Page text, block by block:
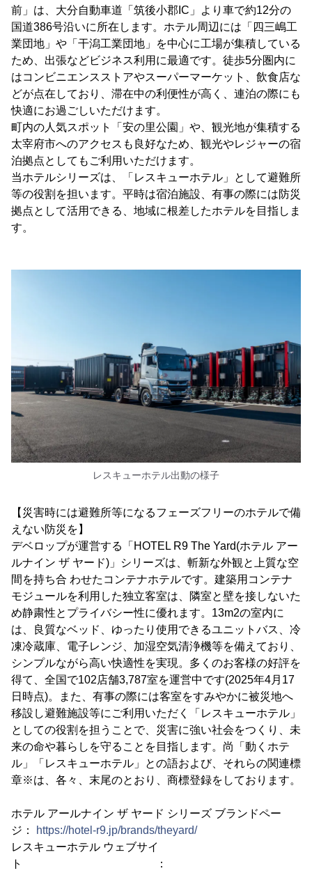
前」は、大分自動車道「筑後小郡IC」より車で約12分の
国道386号沿いに所在します。ホテル周辺には「四三嶋工
業団地」や「干潟工業団地」を中心に工場が集積している
ため、出張などビジネス利用に最適です。徒歩5分圏内に
はコンビニエンスストアやスーパーマーケット、飲食店な
どが点在しており、滞在中の利便性が高く、連泊の際にも
快適にお過ごしいただけます。
町内の人気スポット「安の里公園」や、観光地が集積する
太宰府市へのアクセスも良好なため、観光やレジャーの宿
泊拠点としてもご利用いただけます。
当ホテルシリーズは、「レスキューホテル」として避難所
等の役割を担います。平時は宿泊施設、有事の際には防災
拠点として活用できる、地域に根差したホテルを目指しま
す。
レスキューホテル出動の様子
【災害時には避難所等になるフェーズフリーのホテルで備
えない防災を】
デベロップが運営する「HOTEL R9 The Yard(ホテル アー
ルナイン ザ ヤード)」シリーズは、斬新な外観と上質な空
間を持ち合 わせたコンテナホテルです。建築用コンテナ
モジュールを利用した独立客室は、隣室と壁を接しないた
め静粛性とプライバシー性に優れます。13m2の室内に
は、良質なベッド、ゆったり使用できるユニットバス、冷
凍冷蔵庫、電子レンジ、加湿空気清浄機等を備えており、
シンプルながら高い快適性を実現。多くのお客様の好評を
得て、全国で102店舗3,787室を運営中です(2025年4月17
日時点)。また、有事の際には客室をすみやかに被災地へ
移設し避難施設等にご利用いただく「レスキューホテル」
としての役割を担うことで、災害に強い社会をつくり、未
来の命や暮らしを守ることを目指します。尚「動くホテ
ル」「レスキューホテル」との語および、それらの関連標
章※は、各々、末尾のとおり、商標登録をしております。
ホテル アールナイン ザ ヤード シリーズ ブランドペー
ジ：
https://hotel-r9.jp/brands/theyard/
レスキューホテル ウェブサイ
ト ：